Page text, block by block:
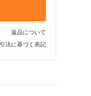
返品について
法に基づく表記